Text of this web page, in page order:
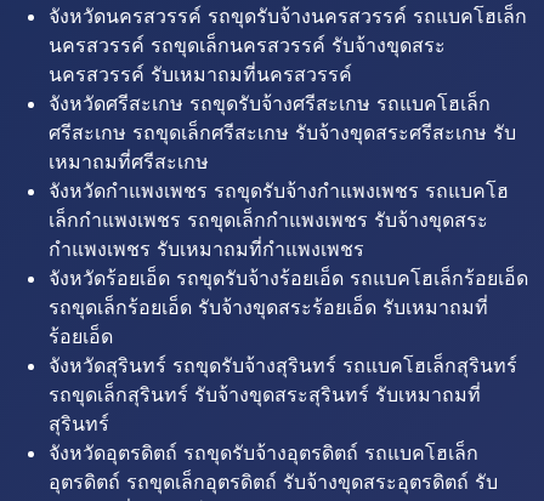
จังหวัดนครสวรรค์ รถขุดรับจ้างนครสวรรค์ รถแบคโฮเล็ก
นครสวรรค์ รถขุดเล็กนครสวรรค์ รับจ้างขุดสระ
นครสวรรค์ รับเหมาถมที่นครสวรรค์
จังหวัดศรีสะเกษ รถขุดรับจ้างศรีสะเกษ รถแบคโฮเล็ก
ศรีสะเกษ รถขุดเล็กศรีสะเกษ รับจ้างขุดสระศรีสะเกษ รับ
เหมาถมที่ศรีสะเกษ
จังหวัดกำแพงเพชร รถขุดรับจ้างกำแพงเพชร รถแบคโฮ
เล็กกำแพงเพชร รถขุดเล็กกำแพงเพชร รับจ้างขุดสระ
กำแพงเพชร รับเหมาถมที่กำแพงเพชร
จังหวัดร้อยเอ็ด รถขุดรับจ้างร้อยเอ็ด รถแบคโฮเล็กร้อยเอ็ด
รถขุดเล็กร้อยเอ็ด รับจ้างขุดสระร้อยเอ็ด รับเหมาถมที่
ร้อยเอ็ด
จังหวัดสุรินทร์ รถขุดรับจ้างสุรินทร์ รถแบคโฮเล็กสุรินทร์
รถขุดเล็กสุรินทร์ รับจ้างขุดสระสุรินทร์ รับเหมาถมที่
สุรินทร์
จังหวัดอุตรดิตถ์ รถขุดรับจ้างอุตรดิตถ์ รถแบคโฮเล็ก
อุตรดิตถ์ รถขุดเล็กอุตรดิตถ์ รับจ้างขุดสระอุตรดิตถ์ รับ